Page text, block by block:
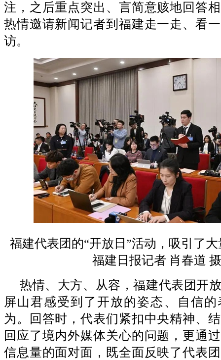
注，之后重点突出、言简意赅地回答
热情邀请新闻记者到福建走一走、看
访。
福建代表团的“开放日”活动，吸引了
福建日报记者 肖春道 摄
热情、大方、从容，福建代表团开
屏山君感受到了开放的姿态、自信
为。回答时，代表们紧扣中央精神、
回应了境内外媒体关心的问题，更通
信息量的面对面，既全面反映了代表